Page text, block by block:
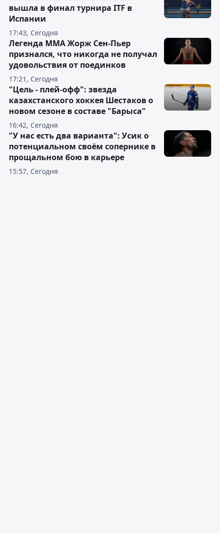
17:43, Сегодня
вышла в финал турнира ITF в
Испании
17:21, Сегодня
Легенда ММА Жорж Сен-Пьер
признался, что никогда не получал
удовольствия от поединков
16:42, Сегодня
"Цель - плей-офф": звезда
казахстанского хоккея Шестаков о
новом сезоне в составе "Барыса"
15:57, Сегодня
"У нас есть два варианта": Усик о
потенциальном своём сопернике в
прощальном бою в карьере